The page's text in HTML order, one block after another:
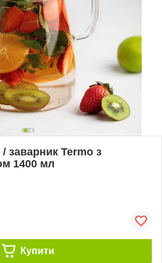
заварник Termo з
1400 мл
Купити